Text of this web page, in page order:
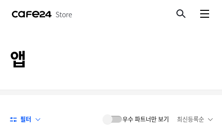
Store
앱
필터 우수 파트너만 보기 최신등록순